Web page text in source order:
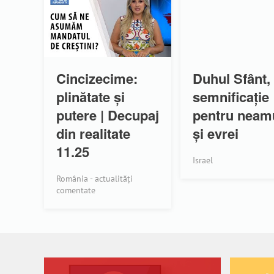
Cincizecime:
plinătate și
putere | Decupaj
din realitate
11.25
România - actualități
comentate
Duhul Sfânt,
semnificație
pentru
și evrei
Israel